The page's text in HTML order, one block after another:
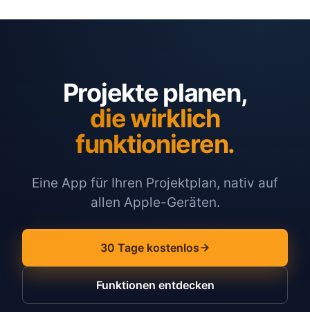
Projekte planen,
die wirklich
funktionieren.
Eine App für Ihren Projektplan, nativ auf
allen Apple-Geräten.
30 Tage kostenlos
Funktionen entdecken